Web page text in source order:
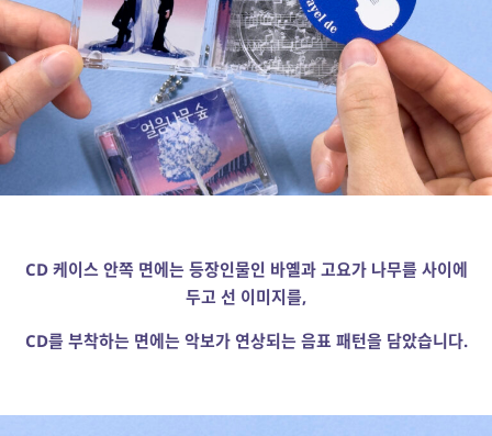
CD 케이스 안쪽 면에는 등장인물인 바옐과 고요가 나무를 사이에
두고 선 이미지를,
CD를 부착하는 면에는 악보가 연상되는 음표 패턴을 담았습니다.